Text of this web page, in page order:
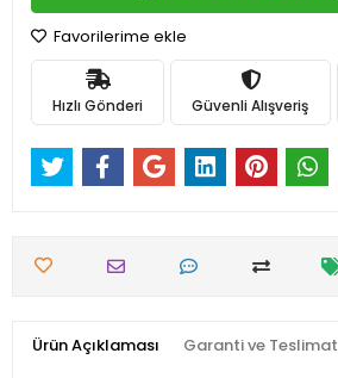
Favorilerime ekle
Hızlı Gönderi Güvenli Alışveriş
Ürün Açıklaması Garanti ve Teslimat